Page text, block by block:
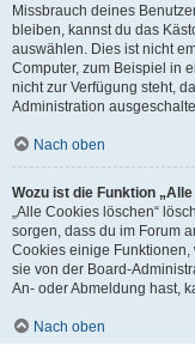
Missbrauch deines
bleiben, kannst du das
auswählen. Dies ist nicht
Computer, zum Beispiel in
nicht zur Verfügung steht,
Administration
Nach oben
Wozu ist die Funktion
„Alle Cookies löschen“
sorgen, dass du im Forum
Cookies einige Funktionen,
sie von der Board-
An- oder Abmeldung hast,
Nach oben